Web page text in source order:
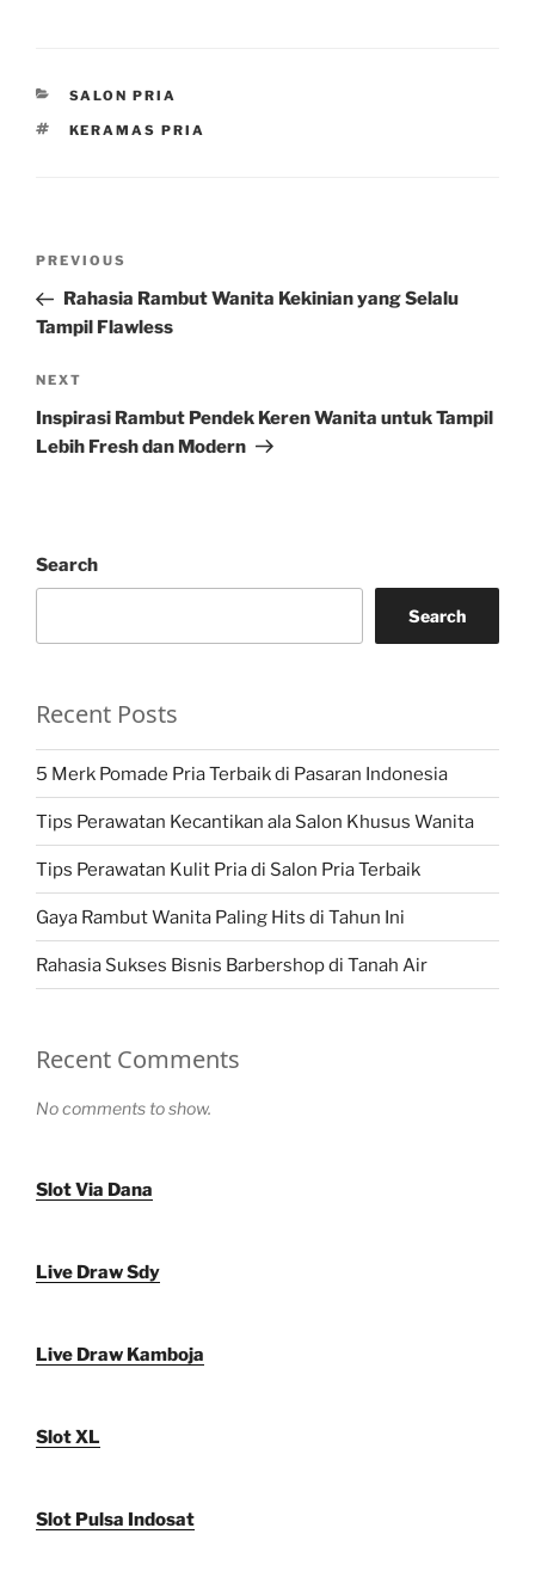
CATEGORIES
SALON PRIA
TAGS
KERAMAS PRIA
Previous
Post
PREVIOUS
Rahasia Rambut Wanita Kekinian yang Selalu
Tampil Flawless
Next
Post
NEXT
Inspirasi Rambut Pendek Keren Wanita untuk Tampil
Lebih Fresh dan Modern
Search
Search
Recent Posts
5 Merk Pomade Pria Terbaik di Pasaran Indonesia
Tips Perawatan Kecantikan ala Salon Khusus Wanita
Tips Perawatan Kulit Pria di Salon Pria Terbaik
Gaya Rambut Wanita Paling Hits di Tahun Ini
Rahasia Sukses Bisnis Barbershop di Tanah Air
Recent Comments
No comments to show.
Slot Via Dana
Live Draw Sdy
Live Draw Kamboja
Slot XL
Slot Pulsa Indosat